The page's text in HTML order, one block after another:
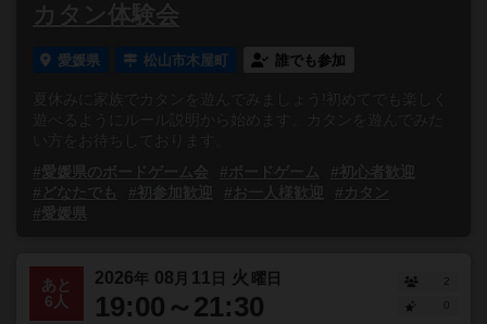
カタン体験会
愛媛県 松山市木屋町 誰でも参加
夏休みに家族でカタンを遊んでみましょう!初めてでも楽しく
遊べるようにルール説明から始めます。カタンを遊んでみた
い方をお待ちしております。
#愛媛県のボードゲーム会
#ボードゲーム
#初心者歓迎
#どなたでも
#初参加歓迎 #お一人様歓迎
#カタン
#愛媛県
あと
6人
2026年 08 月 11 日 火 曜日
19:00～21:30
2